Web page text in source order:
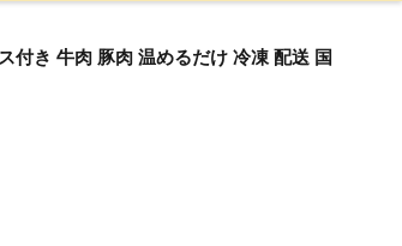
付き 牛肉 豚肉 温めるだけ 冷凍 配送 国